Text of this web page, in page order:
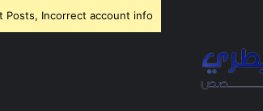
Posts, Incorrect account info.